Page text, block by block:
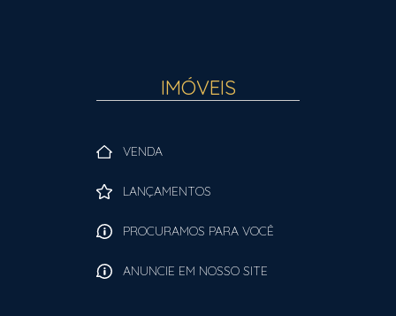
IMÓVEIS
VENDA
LANÇAMENTOS
PROCURAMOS PARA VOCÊ
ANUNCIE EM NOSSO SITE